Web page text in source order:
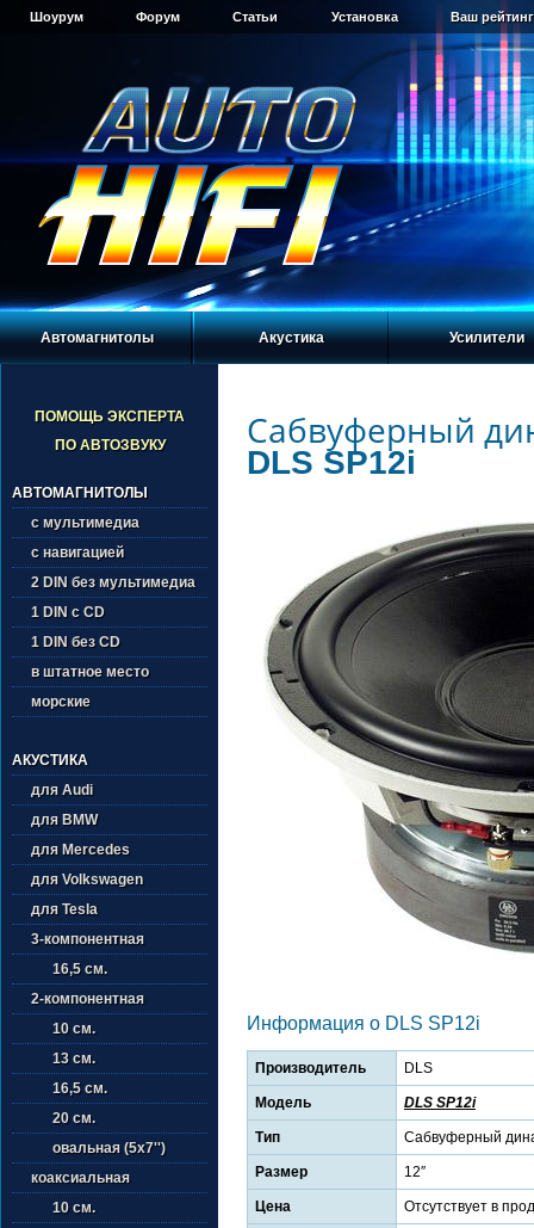
Шоурум Форум Статьи Установка Ваш
Автомагнитолы Акустика Усилители
ПОМОЩЬ ЭКСПЕРТА
ПО АВТОЗВУКУ
АВТОМАГНИТОЛЫ
с мультимедиа
с навигацией
2 DIN без мультимедиа
1 DIN с CD
1 DIN без CD
в штатное место
морские
АКУСТИКА
для Audi
для BMW
для Mercedes
для Volkswagen
для Tesla
3-компонентная
16,5 см.
2-компонентная
10 см.
13 см.
16,5 см.
20 см.
овальная (5х7'')
коаксиальная
10 см.
Сабвуферный
DLS SP12i
Информация о DLS SP12i
Производитель DLS
Модель DLS SP12i
Тип Сабвуферный
Размер 12″
Цена Отсутствует в